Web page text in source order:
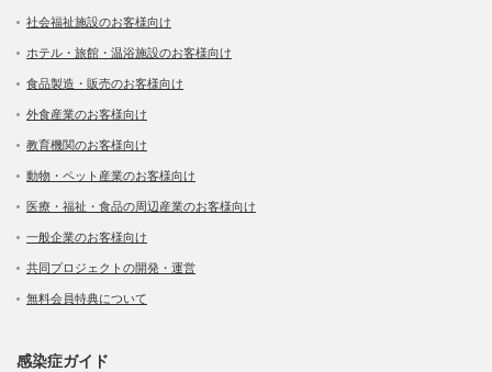
社会福祉施設のお客様向け
ホテル・旅館・温浴施設のお客様向け
食品製造・販売のお客様向け
外食産業のお客様向け
教育機関のお客様向け
動物・ペット産業のお客様向け
医療・福祉・食品の周辺産業のお客様向け
一般企業のお客様向け
共同プロジェクトの開発・運営
無料会員特典について
感染症ガイド